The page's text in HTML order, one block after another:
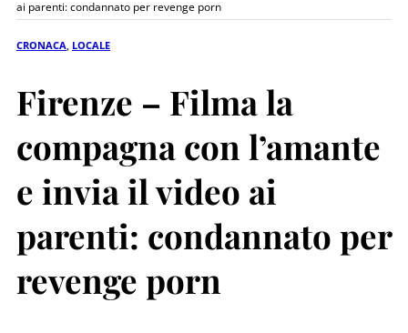
ai parenti: condannato per revenge porn
CRONACA LOCALE
Firenze – Filma la
compagna con l’amante
e invia il video ai
parenti: condannato per
revenge porn